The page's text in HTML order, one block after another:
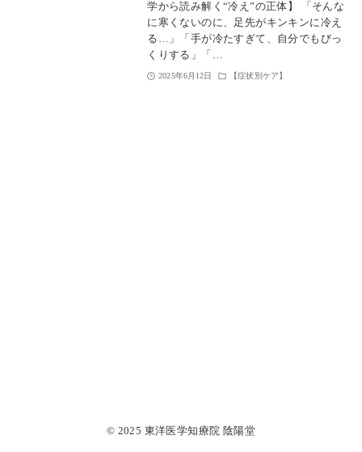
学から読み解く“冷え”の正体】 「そんな
に寒くないのに、足先がキンキンに冷え
る…」「手が冷たすぎて、自分でもびっ
くりする」「…
2025年6月12日 【症状別ケア】
© 2025 東洋医学知療院 陰陽堂